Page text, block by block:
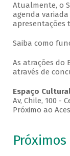
Atualmente, o
agenda
apresentações
Saiba como
As atrações do
através de
Espaço
Av, Chile, 100 -
Próximo ao